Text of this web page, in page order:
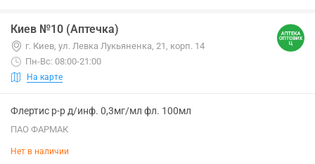
Киев №10 (Аптечка)
г. Киев, ул. Левка Лукьяненка, 21, корп. 14
Пн-Вс: 08:00-21:00
На карте
Флертис р-р д/инф. 0,3мг/мл фл. 100мл
ПАО ФАРМАК
Нет в наличии